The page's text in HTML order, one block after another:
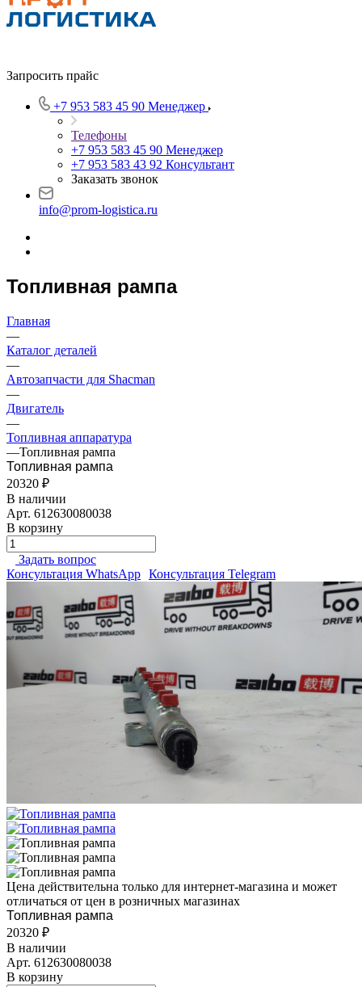
Запросить прайс
+7 953 583 45 90 Менеджер
Телефоны
+7 953 583 45 90 Менеджер
+7 953 583 43 92 Консультант
Заказать звонок
info@prom-logistica.ru
Топливная рампа
Главная
—
Каталог деталей
—
Автозапчасти для Shacman
—
Двигатель
—
Топливная аппаратура
—Топливная рампа
Топливная рампа
20320 ₽
В наличии
Арт. 612630080038
В корзину
Задать вопрос
Консультация WhatsApp Консультация Telegram
Цена действительна только для интернет-магазина и может
отличаться от цен в розничных магазинах
Топливная рампа
20320 ₽
В наличии
Арт. 612630080038
В корзину